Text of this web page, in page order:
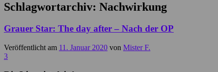
Schlagwortarchiv: Nachwirkung
Grauer Star: The day after – Nach der OP
Veröffentlicht am 11. Januar 2020 von Mister F.
3